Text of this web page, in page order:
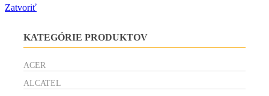
Zatvoriť
KATEGÓRIE PRODUKTOV
ACER
ALCATEL